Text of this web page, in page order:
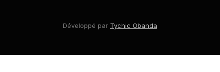
Développé par Tychic Obanda